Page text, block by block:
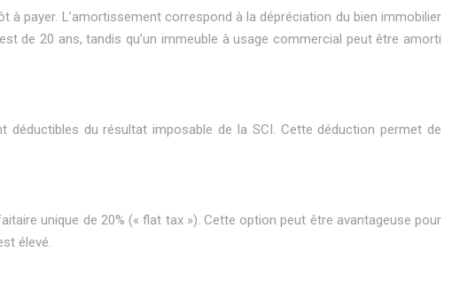
payer. L’amortissement correspond à la dépréciation du bien immobilier
de 20 ans, tandis qu’un immeuble à usage commercial peut être amorti
du résultat imposable de la SCI. Cette déduction permet de
unique de 20% (« flat tax »). Cette option peut être avantageuse pour
élevé.